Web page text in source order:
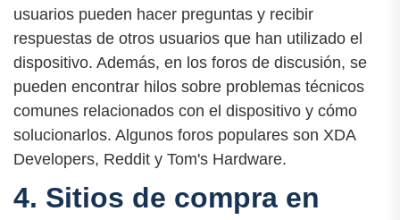
usuarios pueden hacer preguntas y recibir
respuestas de otros usuarios que han utilizado el
dispositivo. Además, en los foros de discusión, se
pueden encontrar hilos sobre problemas técnicos
comunes relacionados con el dispositivo y cómo
solucionarlos. Algunos foros populares son XDA
Developers, Reddit y Tom's Hardware.
4. Sitios de compra en